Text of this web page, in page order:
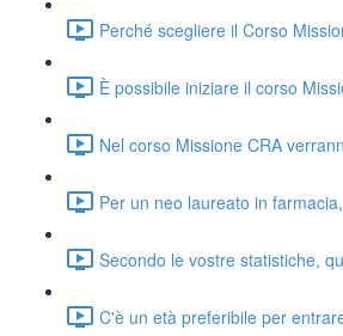
Perché scegliere il Corso
È possibile iniziare il corso
Nel corso Missione CRA
Per un neo laureato in
Secondo le vostre statistiche,
C'è un età preferibile per